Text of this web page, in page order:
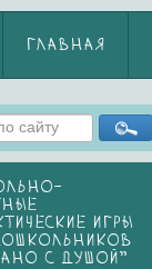
ГЛАВНАЯ
ИГРЫ
С ДУШОЙ"